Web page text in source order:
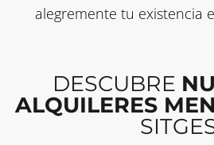
alegremente tu existencia
DESCUBRE
ALQUILERES